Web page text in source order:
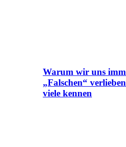
Warum wir uns
„Falschen“
viele kennen